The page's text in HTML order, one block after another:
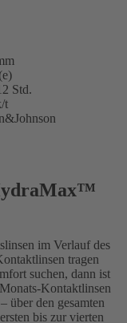
Std.
t
im Verlauf des
tragen
suchen, dann ist
Kontaktlinsen
über den gesamten
bis zur vierten